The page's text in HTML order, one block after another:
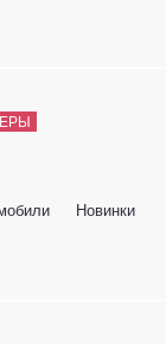
Новинки